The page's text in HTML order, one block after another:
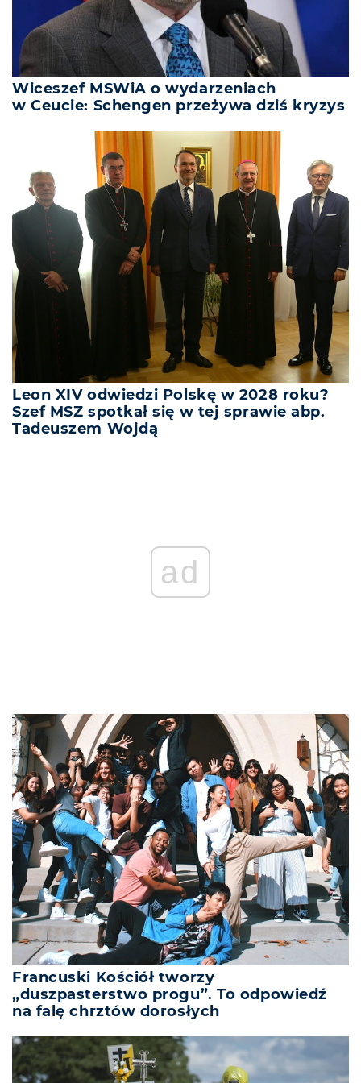
Wiceszef MSWiA o wydarzeniach
w Ceucie: Schengen przeżywa dziś kryzys
Leon XIV odwiedzi Polskę w 2028 roku?
Szef MSZ spotkał się w tej sprawie abp.
Tadeuszem Wojdą
ad
Francuski Kościół tworzy
„duszpasterstwo progu”. To odpowiedź
na falę chrztów dorosłych